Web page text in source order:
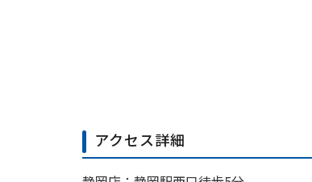
アクセス詳細